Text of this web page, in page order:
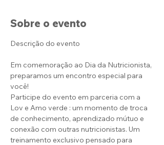
Sobre o evento
Descrição do evento
Em comemoração ao Dia da Nutricionista,
preparamos um encontro especial para
você!
Participe do evento em parceria com a
Lov e Amo verde : um momento de troca
de conhecimento, aprendizado mútuo e
conexão com outras nutricionistas. Um
treinamento exclusivo pensado para